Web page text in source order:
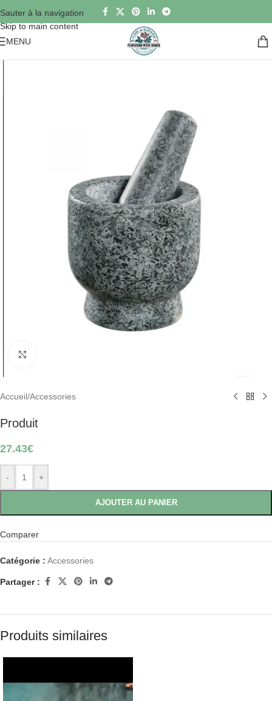
Sauter à la navigation
Skip to main content
MENU
Accueil/Accessories
Produit
27.43€
- +
AJOUTER AU PANIER
Comparer
Catégorie : Accessories
Partager :
Produits similaires